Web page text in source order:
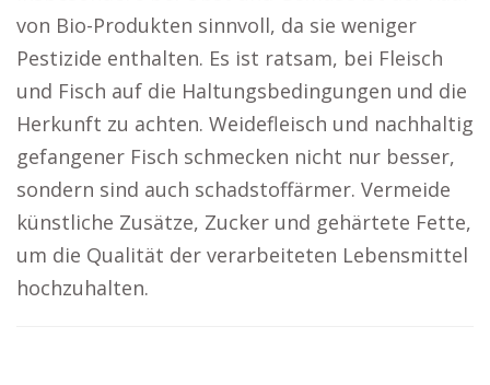
von Bio-Produkten sinnvoll, da sie weniger
Pestizide enthalten. Es ist ratsam, bei Fleisch
und Fisch auf die Haltungsbedingungen und die
Herkunft zu achten. Weidefleisch und nachhaltig
gefangener Fisch schmecken nicht nur besser,
sondern sind auch schadstoffärmer. Vermeide
künstliche Zusätze, Zucker und gehärtete Fette,
um die Qualität der verarbeiteten Lebensmittel
hochzuhalten.